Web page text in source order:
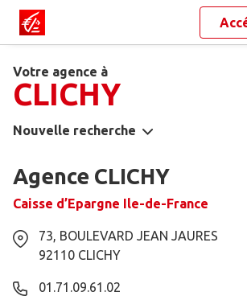
Votre agence à
CLICHY
Nouvelle recherche
Agence CLICHY
Caisse d’Epargne Ile-de-France
73, BOULEVARD JEAN JAURES
92110 CLICHY
01.71.09.61.02